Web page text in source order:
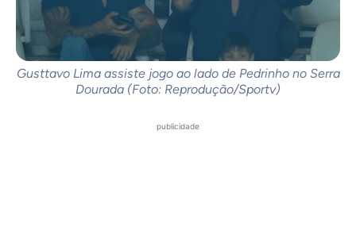
Gusttavo Lima assiste jogo ao lado de Pedrinho no Serra
Dourada (Foto: Reprodução/Sportv)
publicidade